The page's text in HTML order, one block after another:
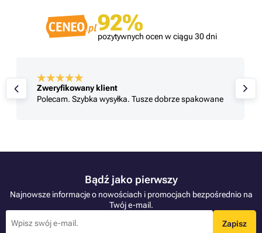
92%
pozytywnych ocen w ciągu 30 dni
Zweryfikowany klient
Polecam. Szybka wysyłka. Tusze dobrze spakowane
Bądź jako pierwszy
Najnowsze informacje o nowościach i promocjach bezpośrednio na
Twój e-mail.
Zapisz